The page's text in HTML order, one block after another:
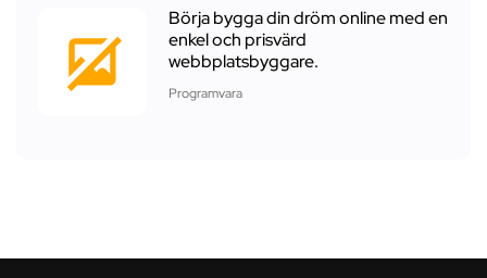
Börja bygga din dröm online med en
enkel och prisvärd
webbplatsbyggare.
Programvara